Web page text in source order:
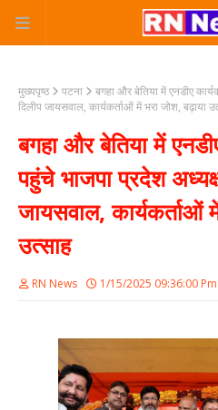
मुख्यपृष्ठ पटना
बगहा और बेतिया में एनडीए
दिलीप जायसवाल, कार्यकर्ताओं में भरा जोश, बढ़ाया
बगहा और बेतिया में
पहुंचे भाजपा प्रदेश
जायसवाल, कार्यकर्ताओं
उत्साह
RN News 1/15/2025 09:36:00 Pm